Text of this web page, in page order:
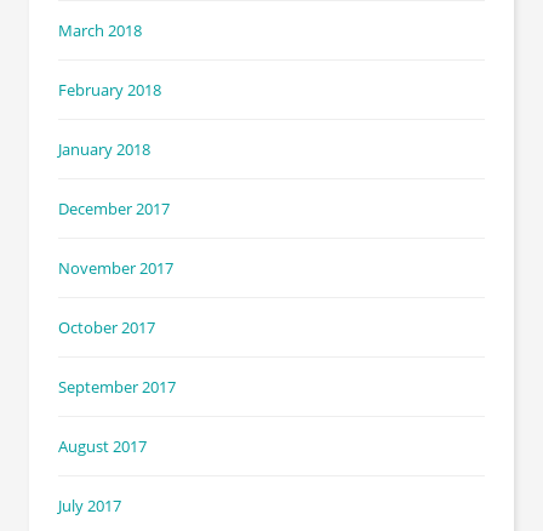
March 2018
February 2018
January 2018
December 2017
November 2017
October 2017
September 2017
August 2017
July 2017